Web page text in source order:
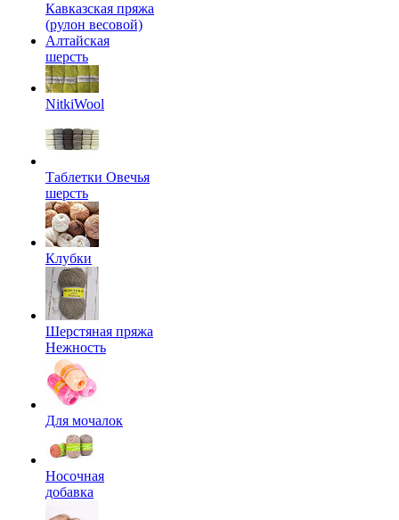
Кавказская пряжа
(рулон весовой)
Алтайская
шерсть
NitkiWool
Таблетки Овечья
шерсть
Клубки
Шерстяная пряжа
Нежность
Для мочалок
Носочная
добавка